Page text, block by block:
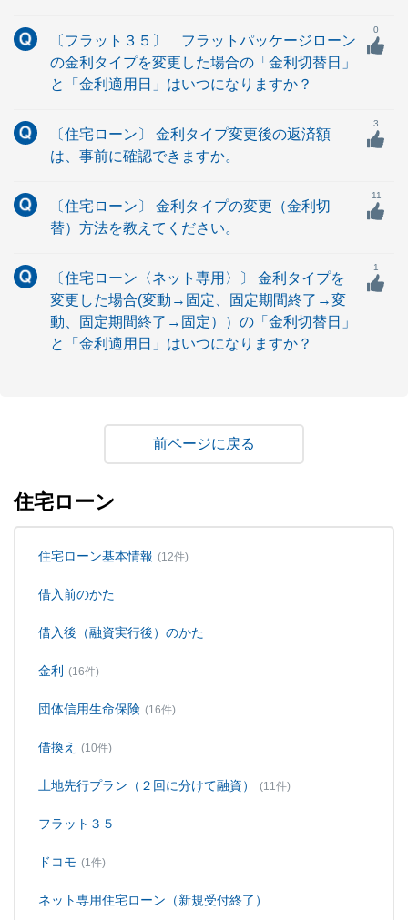
〔フラット３５〕 フラットパッケージローン
の金利タイプを変更した場合の「金利切替日」
と「金利適用日」はいつになりますか？
0
〔住宅ローン〕 金利タイプ変更後の返済額
は、事前に確認できますか。
3
〔住宅ローン〕 金利タイプの変更（金利切
替）方法を教えてください。
11
〔住宅ローン〈ネット専用〉〕 金利タイプを
変更した場合(変動→固定、固定期間終了→変
動、固定期間終了→固定））の「金利切替日」
と「金利適用日」はいつになりますか？
1
戻る
住宅ローン
住宅ローン基本情報 (12件)
借入前のかた
借入後（融資実行後）のかた
金利 (16件)
団体信用生命保険 (16件)
借換え (10件)
土地先行プラン（２回に分けて融資） (11件)
フラット３５
ドコモ (1件)
ネット専用住宅ローン（新規受付終了）